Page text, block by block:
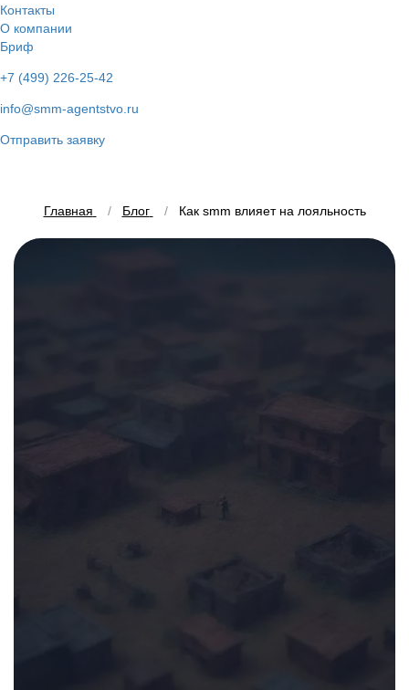
Контакты
О компании
Бриф
+7 (499) 226-25-42
info@smm-agentstvo.ru
Отправить заявку
Главная Блог Как smm влияет на лояльность